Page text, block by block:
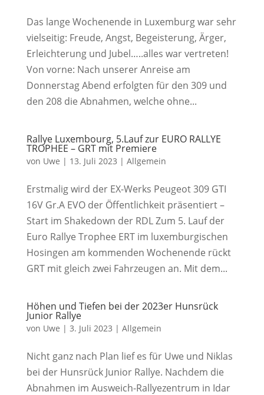
Das lange Wochenende in Luxemburg war sehr
vielseitig: Freude, Angst, Begeisterung, Ärger,
Erleichterung und Jubel…..alles war vertreten!
Von vorne: Nach unserer Anreise am
Donnerstag Abend erfolgten für den 309 und
den 208 die Abnahmen, welche ohne...
Rallye Luxembourg, 5.Lauf zur EURO RALLYE
TROPHEE – GRT mit Premiere
von Uwe | 13. Juli 2023 | Allgemein
Erstmalig wird der EX-Werks Peugeot 309 GTI
16V Gr.A EVO der Öffentlichkeit präsentiert –
Start im Shakedown der RDL Zum 5. Lauf der
Euro Rallye Trophee ERT im luxemburgischen
Hosingen am kommenden Wochenende rückt
GRT mit gleich zwei Fahrzeugen an. Mit dem...
Höhen und Tiefen bei der 2023er Hunsrück
Junior Rallye
von Uwe | 3. Juli 2023 | Allgemein
Nicht ganz nach Plan lief es für Uwe und Niklas
bei der Hunsrück Junior Rallye. Nachdem die
Abnahmen im Ausweich-Rallyezentrum in Idar